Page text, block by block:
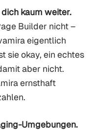
kaum weiter.
Builder nicht –
eigentlich
sie okay, ein echtes
aber nicht.
ernsthaft
Umgebungen.